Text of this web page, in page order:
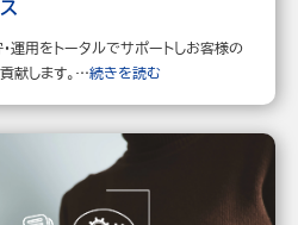
運用をトータルでサポートしお客様の
献します。…続きを読む